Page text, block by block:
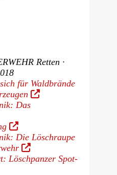
Retten ·
für Waldbrände
(Öffnet
in
Tab)
Das
(Öffnet
in
einem
neuen
Die Löschraupe
(Öffnet
in
Löschpanzer Spot-